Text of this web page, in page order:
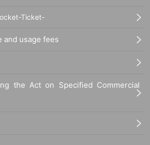
Ticket-
and usage fees
the Act on Specified Commercial